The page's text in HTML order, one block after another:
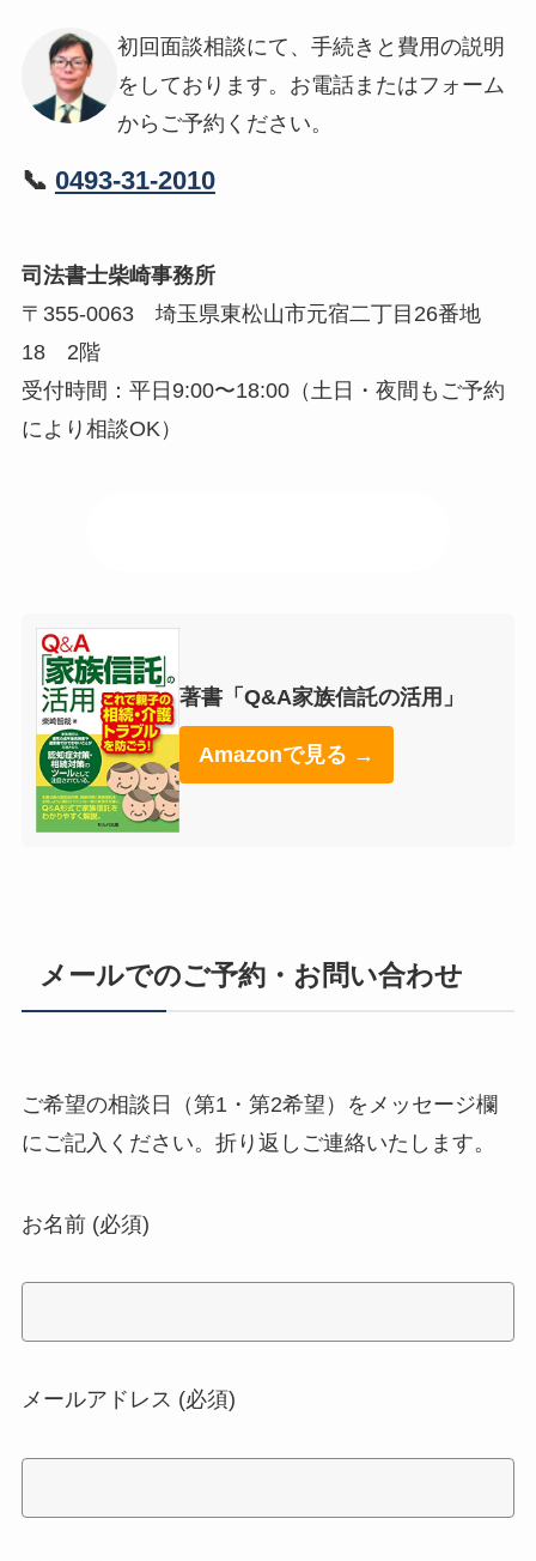
初回面談相談にて、手続きと費用の説明
をしております。お電話またはフォーム
からご予約ください。
📞 0493-31-2010
司法書士柴崎事務所
〒355-0063 埼玉県東松山市元宿二丁目26番地
18 2階
受付時間：平日9:00〜18:00（土日・夜間もご予約
により相談OK）
著書「Q&A家族信託の活用」
Amazonで見る →
メールでのご予約・お問い合わせ
ご希望の相談日（第1・第2希望）をメッセージ欄
にご記入ください。折り返しご連絡いたします。
お名前 (必須)
メールアドレス (必須)